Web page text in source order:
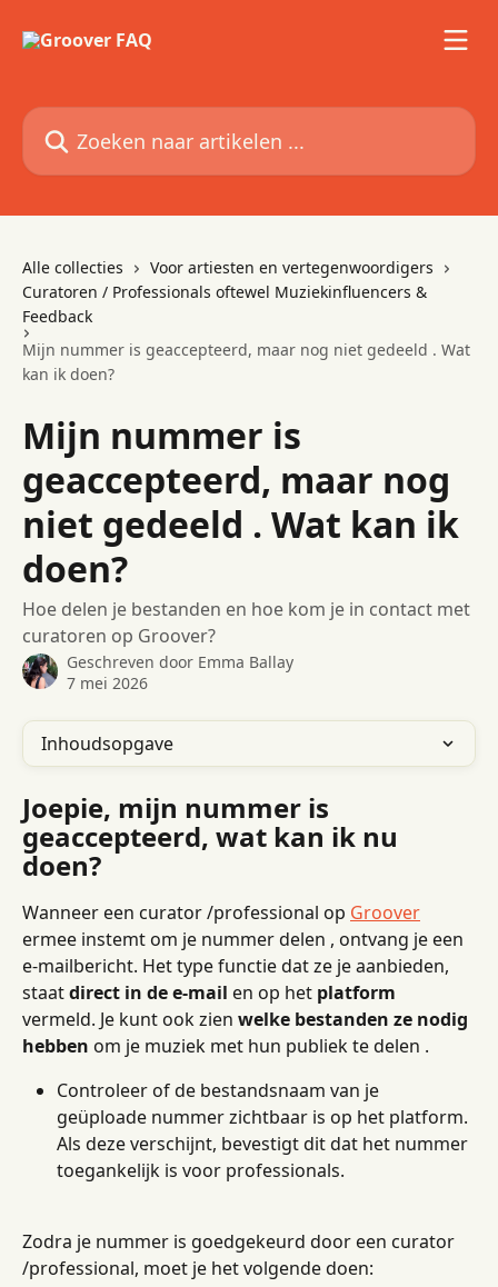
Zoeken naar artikelen ...
Alle collecties
Voor artiesten en vertegenwoordigers
Curatoren / Professionals oftewel Muziekinfluencers &
Feedback
Mijn nummer is geaccepteerd, maar nog niet gedeeld . Wat
kan ik doen?
Mijn nummer is
geaccepteerd, maar nog
niet gedeeld . Wat kan ik
doen?
Hoe delen je bestanden en hoe kom je in contact met
curatoren op Groover?
Geschreven door Emma Ballay
7 mei 2026
Inhoudsopgave
Joepie, mijn nummer is
geaccepteerd, wat kan ik nu
doen?
Wanneer een curator /professional op Groover
ermee instemt om je nummer delen , ontvang je een
e-mailbericht. Het type functie dat ze je aanbieden,
staat direct in de e-mail en op het platform
vermeld. Je kunt ook zien welke bestanden ze nodig
hebben om je muziek met hun publiek te delen .
Controleer of de bestandsnaam van je
geüploade nummer zichtbaar is op het platform.
Als deze verschijnt, bevestigt dit dat het nummer
toegankelijk is voor professionals.
Zodra je nummer is goedgekeurd door een curator
/professional, moet je het volgende doen: